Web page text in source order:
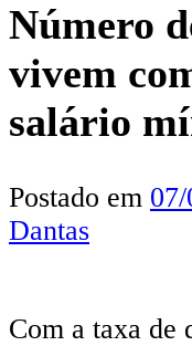
Número
vivem
salário
Postado em
Dantas
Com a taxa de